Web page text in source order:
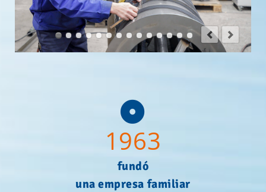
1963
fundó
una empresa familiar